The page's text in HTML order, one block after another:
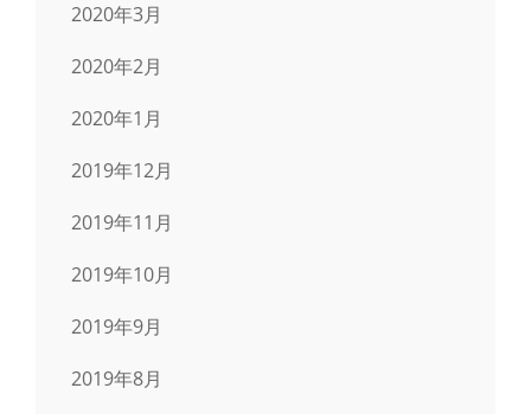
2020年3月
2020年2月
2020年1月
2019年12月
2019年11月
2019年10月
2019年9月
2019年8月